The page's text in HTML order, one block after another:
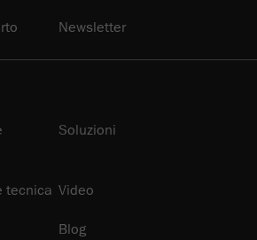
Newsletter
Soluzioni
tecnica Video
Blog